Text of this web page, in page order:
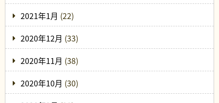
2021年1月 (22)
2020年12月 (33)
2020年11月 (38)
2020年10月 (30)